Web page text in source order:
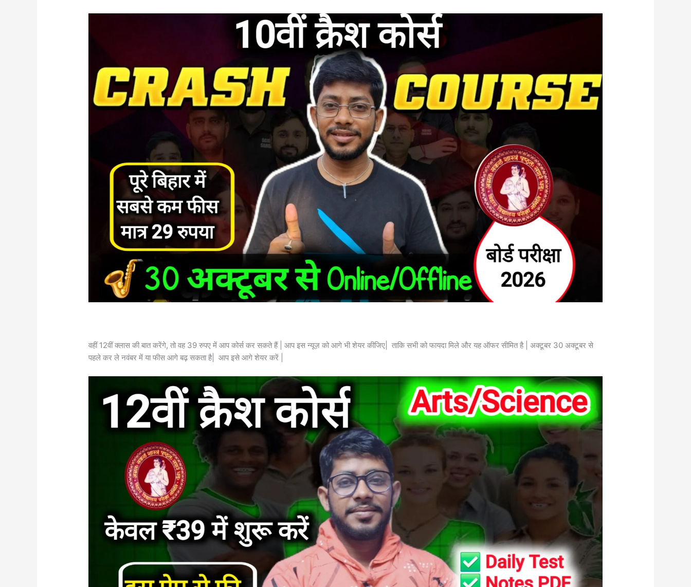
वहीं 12वीं क्लास की बात करेंगे, तो वह 39 रुपए में आप कोर्स कर सकते हैं | आप इस न्यूज़ को आगे भी शेयर कीजिए| ताकि सभी को फायदा मिले और यह ऑफर सीमित है | अक्टूबर 30 अक्टूबर से
पहले कर ले नवंबर में या फीस आगे बढ़ सकता है| आप इसे आगे शेयर करें |